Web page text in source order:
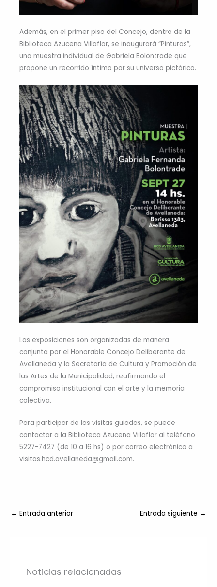
Además, en el primer piso del Concejo, dentro de la
Biblioteca Azucena Villaflor, se inaugurará “Pinturas”,
una muestra individual de Gabriela Bolontrade que
propone un recorrido íntimo por su universo pictórico.
Las exposiciones son organizadas de manera
conjunta por el Honorable Concejo Deliberante de
Avellaneda y la Secretaría de Cultura y Promoción de
las Artes de la Municipalidad, reafirmando el
compromiso institucional con el arte y la memoria
colectiva.
Para participar de las visitas guiadas, se puede
contactar a la Biblioteca Azucena Villaflor al teléfono
5227-7427 (de 10 a 16 hs) o por correo electrónico a
visitas.hcd.avellaneda@gmail.com.
← Entrada anterior Entrada siguiente →
Noticias relacionadas